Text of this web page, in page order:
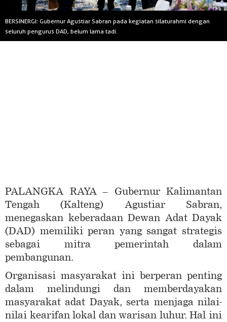
BERSINERGI: Gubernur Agustiar Sabran pada kegiatan silaturahmi dengan
seluruh pengurus DAD, belum lama tadi.
PALANGKA RAYA – Gubernur Kalimantan
Tengah (Kalteng) Agustiar Sabran,
menegaskan keberadaan Dewan Adat Dayak
(DAD) memiliki peran yang sangat strategis
sebagai mitra pemerintah dalam
pembangunan.
Organisasi masyarakat ini berperan penting
dalam melindungi dan memberdayakan
masyarakat adat Dayak, serta menjaga nilai-
nilai kearifan lokal dan warisan luhur. Hal ini